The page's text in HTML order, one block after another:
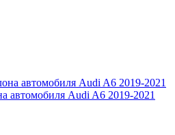
автомобиля Audi A6 2019-2021